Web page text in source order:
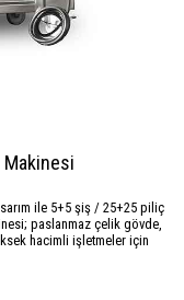
Makinesi
ile 5+5 şiş / 25+25 piliç
paslanmaz çelik gövde,
hacimli işletmeler için